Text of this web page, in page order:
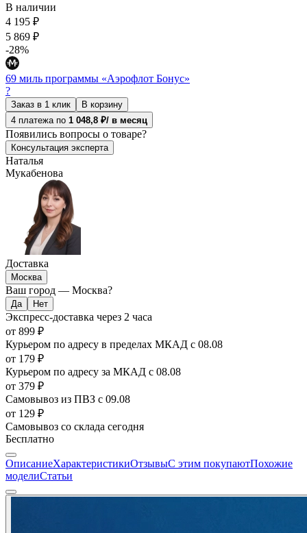
В наличии
4 195 ₽
5 869 ₽
-28%
69 миль программы «Аэрофлот Бонус»
?
Заказ в 1 клик
В корзину
4 платежа по 1 048,8 ₽/ в месяц
Появились вопросы о товаре?
Консультация эксперта
Наталья
Мукабенова
Доставка
Москва
Ваш город — Москва?
Экспресс-доставка через 2 часа
от 899 ₽
Курьером по адресу в пределах МКАД с 08.08
от 179 ₽
Курьером по адресу за МКАД с 08.08
от 379 ₽
Самовывоз из ПВЗ с 09.08
от 129 ₽
Самовывоз со склада сегодня
Бесплатно
ОписаниеХарактеристикиОтзывыС этим покупаютПохожие
моделиСтатьи